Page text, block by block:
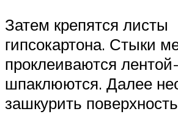
Затем крепятся листы
гипсокартона. Стыки
проклеиваются
шпаклюются. Далее
зашкурить